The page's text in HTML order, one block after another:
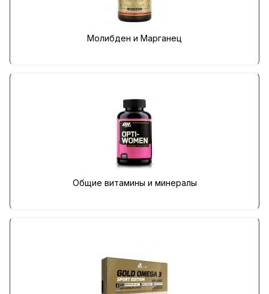
Молибден и Марганец
Общие витамины и минералы